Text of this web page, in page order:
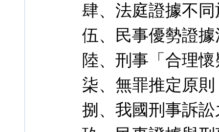
肆、法庭證據不
伍、民事優勢證
陸、刑事「合理
柒、無罪推定原則
捌、我國刑事訴